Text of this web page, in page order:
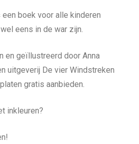
een boek voor alle kinderen
eens in de war zijn.
en geïllustreerd door Anna
uitgeverij De vier Windstreken
gratis aanbieden.
inkleuren?